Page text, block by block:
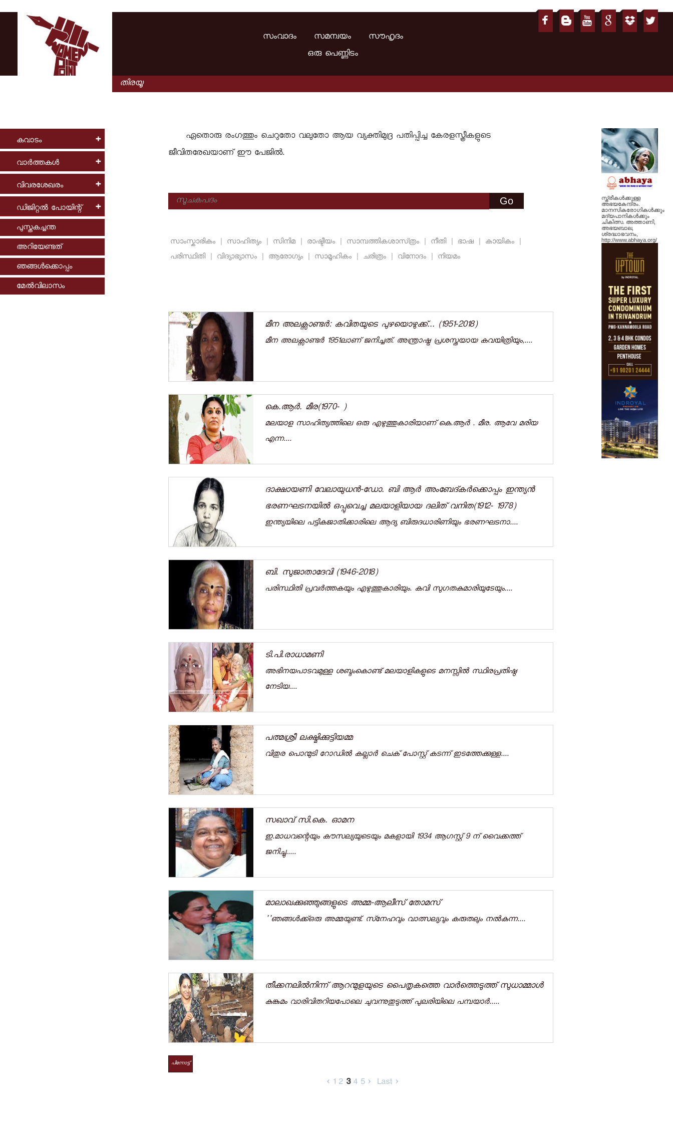
സംവാദം സമന്വയം സൗഹൃദം
ഒരു പെണ്ണിടം
കവാടം
വാര്‍ത്തകള്‍
വിവരശേഖരം
ഡിജിറ്റല്‍ പോയിന്റ്
പുസ്തകച്ചന്ത
അറിയേണ്ടത്
ഞങ്ങള്‍ക്കൊപ്പം
മേല്‍വിലാസം
ഏതൊരു രംഗത്തും ചെറുതോ വലുതോ ആയ വ്യക്തിമുദ്ര പതിപ്പിച്ച കേരളസ്ത്രീകളുടെ
ജീവിതരേഖയാണ് ഈ പേജില്‍.
സാംസ്കാരികം | സാഹിത്യം | സിനിമ | രാഷ്ടീയം | സാമ്പത്തികശാസ്‌ത്രം | നീതി | ഭാഷ | കായികം |
പരിസ്ഥിതി | വിദ്യാഭ്യാസം | ആരോഗ്യം | സാമൂഹികം | ചരിത്രം | വിനോദം | നിയമം
മീന അലക്സാണ്ടർ: കവിതയുടെ പുഴയൊഴുക്ക്... (1951-2018)
മീന അലക്സാണ്ടർ 1951ലാണ് ജനിച്ചത്. അന്ത്രാഷ്ട്ര പ്രശസ്തയായ കവയിത്രിയും,....
കെ.ആർ. മീര(1970- )
മലയാള സാഹിത്യത്തിലെ ഒരു എഴുത്തുകാരിയാണ്‌ കെ.ആർ . മീര. ആവേ മരിയ
എന്ന....
ദാക്ഷായണി വേലായുധൻ-ഡോ. ബി ആര്‍ അംബേദ്‌കർക്കൊപ്പം ഇന്ത്യന്‍
ഭരണഘടനയില്‍ ഒപ്പുവെച്ച മലയാളിയായ ദലിത് വനിത(1912- 1978)
ഇന്ത്യയിലെ പട്ടികജാതിക്കാരിലെ ആദ്യ ബിരുദധാരിണിയും ഭരണഘടനാ....
ബി. സുജാതാദേവി (1946-2018)
പരിസ്ഥിതി പ്രവര്‍ത്തകയും എഴുത്തുകാരിയും. കവി സുഗതകുമാരിയുടേയും....
ടി.പി.രാധാമണി
അഭിനയപാടവമുള്ള ശബ്ദംകൊണ്ട് മലയാളികളുടെ മനസ്സില്‍ സ്ഥിരപ്രതിഷ്ഠ
നേടിയ....
പത്മശ്രീ ലക്ഷ്മിക്കുട്ടിയമ്മ
വിതുര പൊന്മുടി റോഡില്‍ കല്ലാര്‍ ചെക് പോസ്റ്റ് കടന്ന് ഇടത്തേക്കുള്ള....
സഖാവ് സി.കെ. ഓമന
ഇ.മാധവന്റെയും കൗസല്യയുടെയും മകളായി 1934 ആഗസ്റ്റ് 9 ന് വൈക്കത്ത്
ജനിച്ചു.....
മാലാഖക്കുഞ്ഞുങ്ങളുടെ അമ്മ-ആലീസ് തോമസ്
''ഞങ്ങള്‍ക്ക്ഒരു അമ്മയുണ്ട്. സ്‌നേഹവും വാത്സല്യവും കരുതലും നല്‍കുന്ന....
തീക്കനലിൽനിന്ന് ആറന്മുളയുടെ പൈതൃകത്തെ വാർത്തെടുത്ത് സുധാമ്മാൾ
കുങ്കുമം വാരിവിതറിയപോലെ ചുവന്നുതുടുത്ത് പുലരിയിലെ പമ്പയാർ.....
പിന്നോട്ട്
‹ 1 2 3 4 5 › Last ›
സ്ത്രീകള്‍ക്കുള്ള
അഭയകേന്ദ്രം.
മാനസികരോഗികള്‍ക്കും
മദ്യപാനികള്‍ക്കും
ചികിത്സ. അത്താണി,
അഭയബാല,
ശ്രദ്ധാഭവനം,
http://www.abhaya.org/